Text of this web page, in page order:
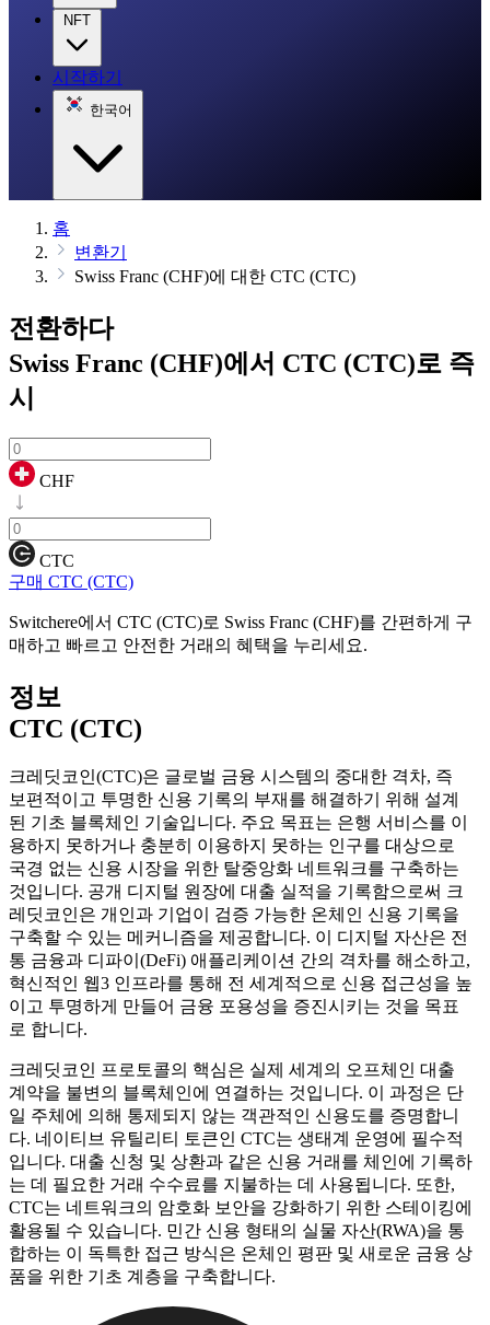
NFT
시작하기
한국어
홈
변환기
Swiss Franc (CHF)에 대한 CTC (CTC)
전환하다
Swiss Franc (CHF)에서 CTC (CTC)로 즉
시
CHF
CTC
구매 CTC (CTC)
Switchere에서 CTC (CTC)로 Swiss Franc (CHF)를 간편하게 구
매하고 빠르고 안전한 거래의 혜택을 누리세요.
정보
CTC (CTC)
크레딧코인(CTC)은 글로벌 금융 시스템의 중대한 격차, 즉
보편적이고 투명한 신용 기록의 부재를 해결하기 위해 설계
된 기초 블록체인 기술입니다. 주요 목표는 은행 서비스를 이
용하지 못하거나 충분히 이용하지 못하는 인구를 대상으로
국경 없는 신용 시장을 위한 탈중앙화 네트워크를 구축하는
것입니다. 공개 디지털 원장에 대출 실적을 기록함으로써 크
레딧코인은 개인과 기업이 검증 가능한 온체인 신용 기록을
구축할 수 있는 메커니즘을 제공합니다. 이 디지털 자산은 전
통 금융과 디파이(DeFi) 애플리케이션 간의 격차를 해소하고,
혁신적인 웹3 인프라를 통해 전 세계적으로 신용 접근성을 높
이고 투명하게 만들어 금융 포용성을 증진시키는 것을 목표
로 합니다.
크레딧코인 프로토콜의 핵심은 실제 세계의 오프체인 대출
계약을 불변의 블록체인에 연결하는 것입니다. 이 과정은 단
일 주체에 의해 통제되지 않는 객관적인 신용도를 증명합니
다. 네이티브 유틸리티 토큰인 CTC는 생태계 운영에 필수적
입니다. 대출 신청 및 상환과 같은 신용 거래를 체인에 기록하
는 데 필요한 거래 수수료를 지불하는 데 사용됩니다. 또한,
CTC는 네트워크의 암호화 보안을 강화하기 위한 스테이킹에
활용될 수 있습니다. 민간 신용 형태의 실물 자산(RWA)을 통
합하는 이 독특한 접근 방식은 온체인 평판 및 새로운 금융 상
품을 위한 기초 계층을 구축합니다.